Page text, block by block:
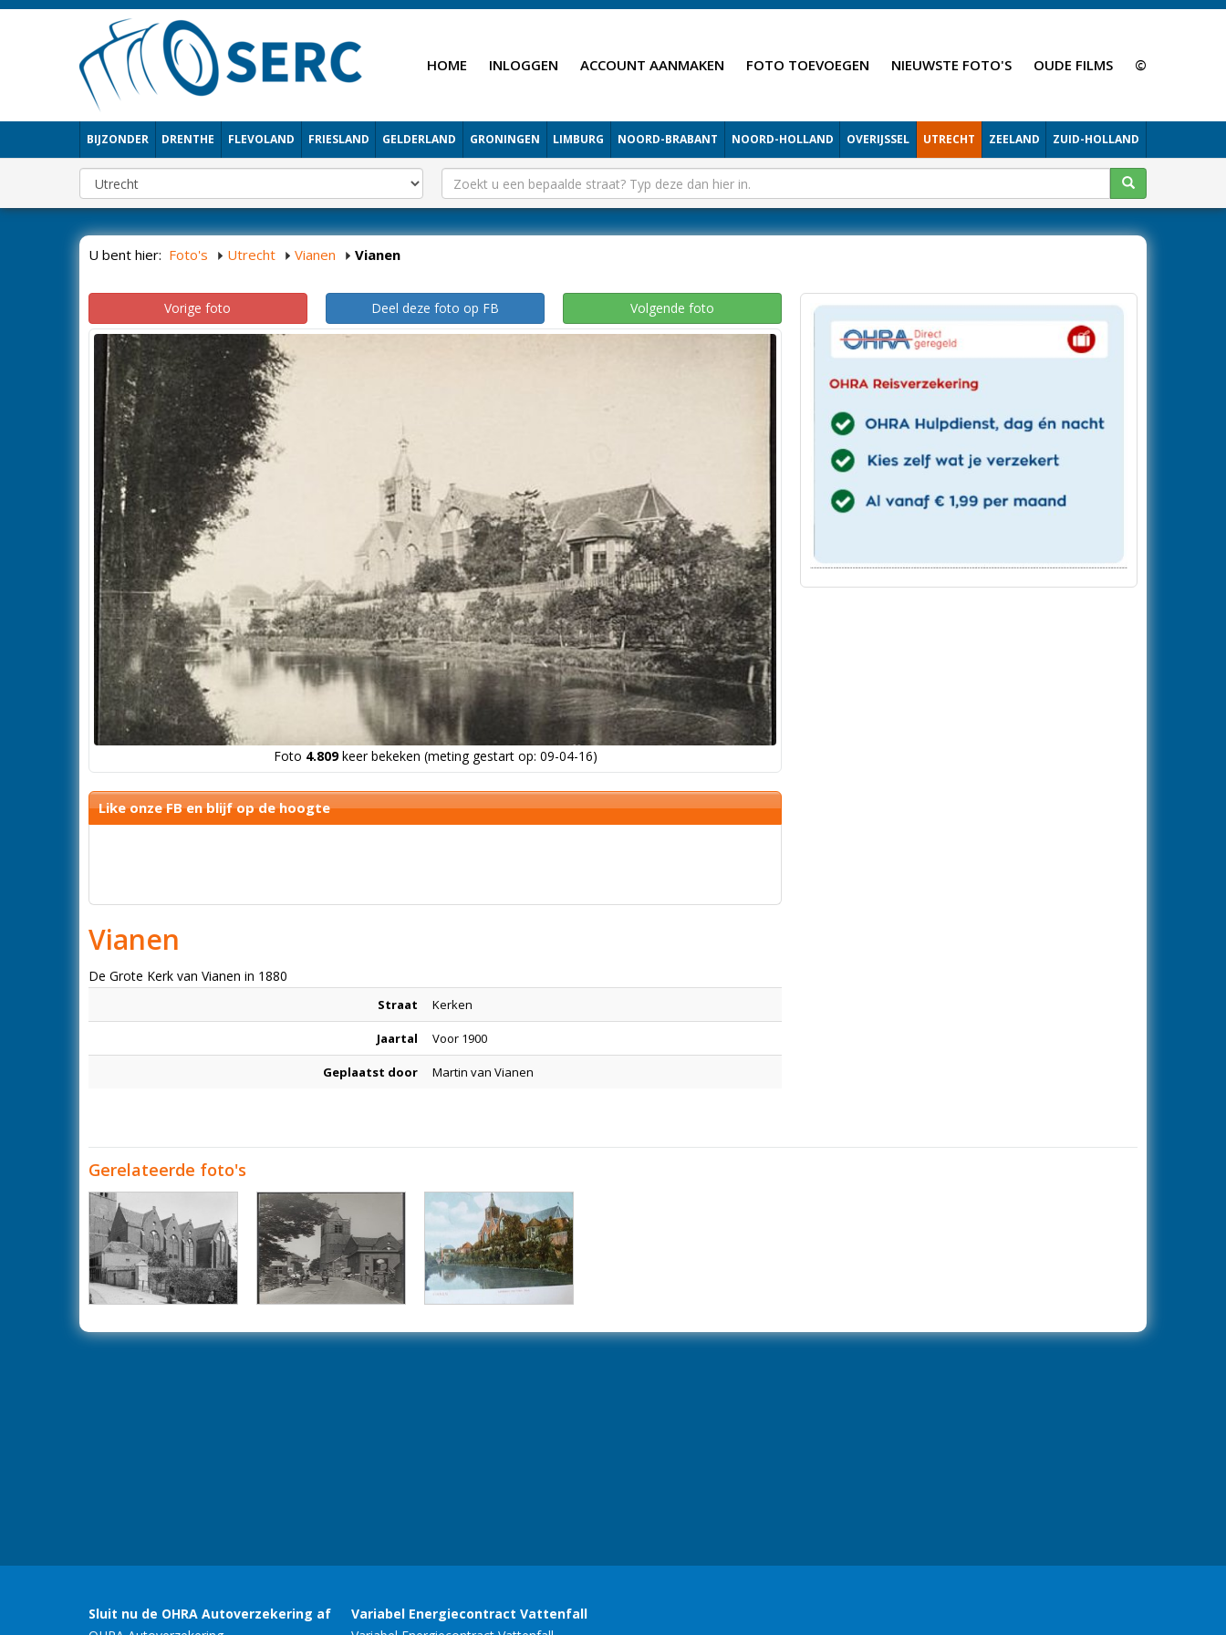
HOME INLOGGEN ACCOUNT AANMAKEN FOTO TOEVOEGEN NIEUWSTE FOTO'S OUDE FILMS ©
BIJZONDER DRENTHE FLEVOLAND FRIESLAND GELDERLAND GRONINGEN LIMBURG NOORD-BRABANT NOORD-HOLLAND OVERIJSSEL UTRECHT ZEELAND ZUID-HOLLAND
U bent hier: Foto's Utrecht Vianen Vianen
Vorige foto Deel deze foto op FB Volgende foto
Foto 4.809keer bekeken (meting gestart op: 09-04-16)
Like onze FB en blijf op de hoogte
Vianen
De Grote Kerk van Vianen in 1880
Straat Kerken
Jaartal Voor 1900
Geplaatst door Martin van Vianen
Gerelateerde foto's